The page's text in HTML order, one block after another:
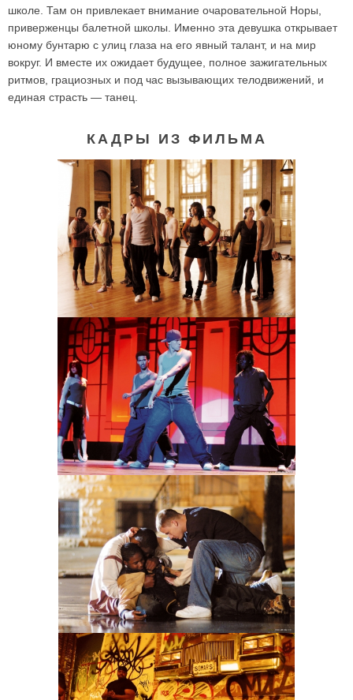
школе. Там он привлекает внимание очаровательной Норы,
приверженцы балетной школы. Именно эта девушка открывает
юному бунтарю с улиц глаза на его явный талант, и на мир
вокруг. И вместе их ожидает будущее, полное зажигательных
ритмов, грациозных и под час вызывающих телодвижений, и
единая страсть — танец.
КАДРЫ ИЗ ФИЛЬМА